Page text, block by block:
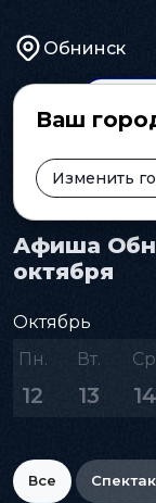
Обнинск
Ваш
Изменить
Главная Афиша
Афиша
октября
Октябрь
Пн.
12
Вт.
13 14
Все